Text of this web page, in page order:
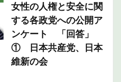
女性の人権と安全に関
する各政党への公開ア
ンケート 「回答」
① 日本共産党、日本
維新の会